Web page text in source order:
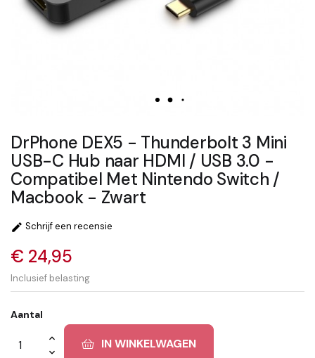
DrPhone DEX5 - Thunderbolt 3 Mini
USB-C Hub naar HDMI / USB 3.0 -
Compatibel Met Nintendo Switch /
Macbook - Zwart
 Schrijf een recensie
€ 24,95
Inclusief belasting
Aantal
IN WINKELWAGEN